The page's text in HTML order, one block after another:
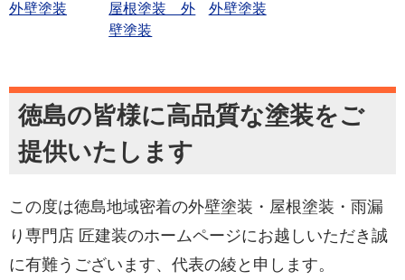
外壁塗装
屋根塗装 外
壁塗装
外壁塗装
徳島の皆様に高品質な塗装をご
提供いたします
この度は徳島地域密着の外壁塗装・屋根塗装・雨漏
り専門店 匠建装のホームページにお越しいただき誠
に有難うございます、代表の綾と申します。